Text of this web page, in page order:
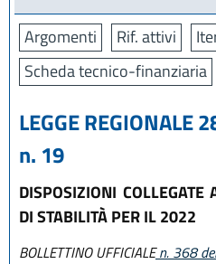
Argomenti Rif. attivi
Scheda tecnico-finanziaria
LEGGE REGIONALE
n. 19
DISPOSIZIONI COLLEGATE
DI STABILITÀ PER IL 2022
BOLLETTINO UFFICIALEn. 368